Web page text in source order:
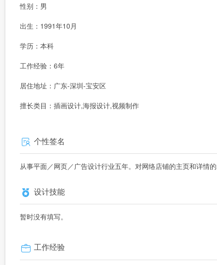
性别：男
出生：1991年10月
学历：本科
工作经验：6年
居住地址：广东-深圳-宝安区
擅长类目：插画设计,海报设计,视频制作
个性签名
从事平面／网页／广告设计行业五年。对网络店铺的主页和详情
设计技能
暂时没有填写。
工作经验